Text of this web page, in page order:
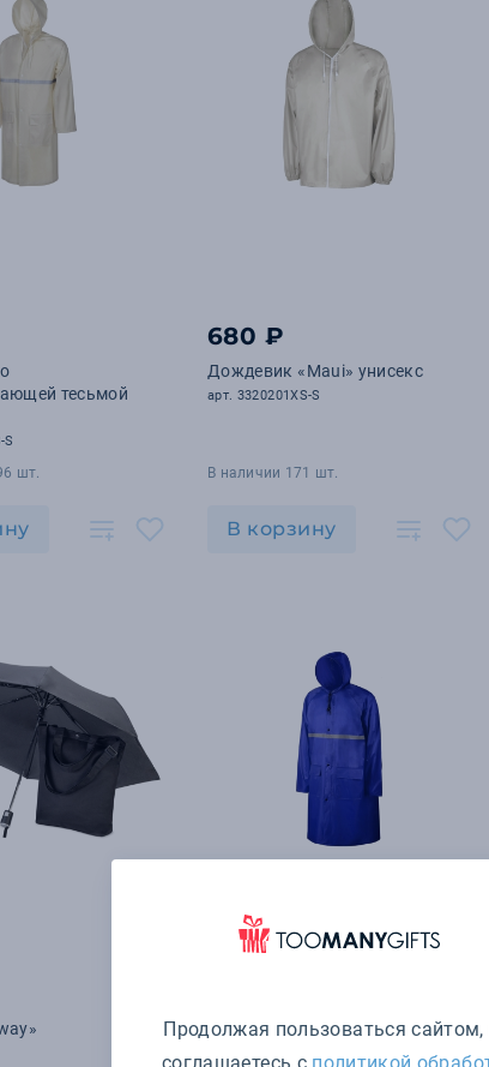
тесьмой
S
шт.
680 ₽
Дождевик «Maui» унисекс
арт. 3320201XS-S
В наличии 171 шт.
В корзину
Дождевик со
светоотражающей тесьмой
Продолжая пользоваться сайтом,
соглашаетесь с политикой